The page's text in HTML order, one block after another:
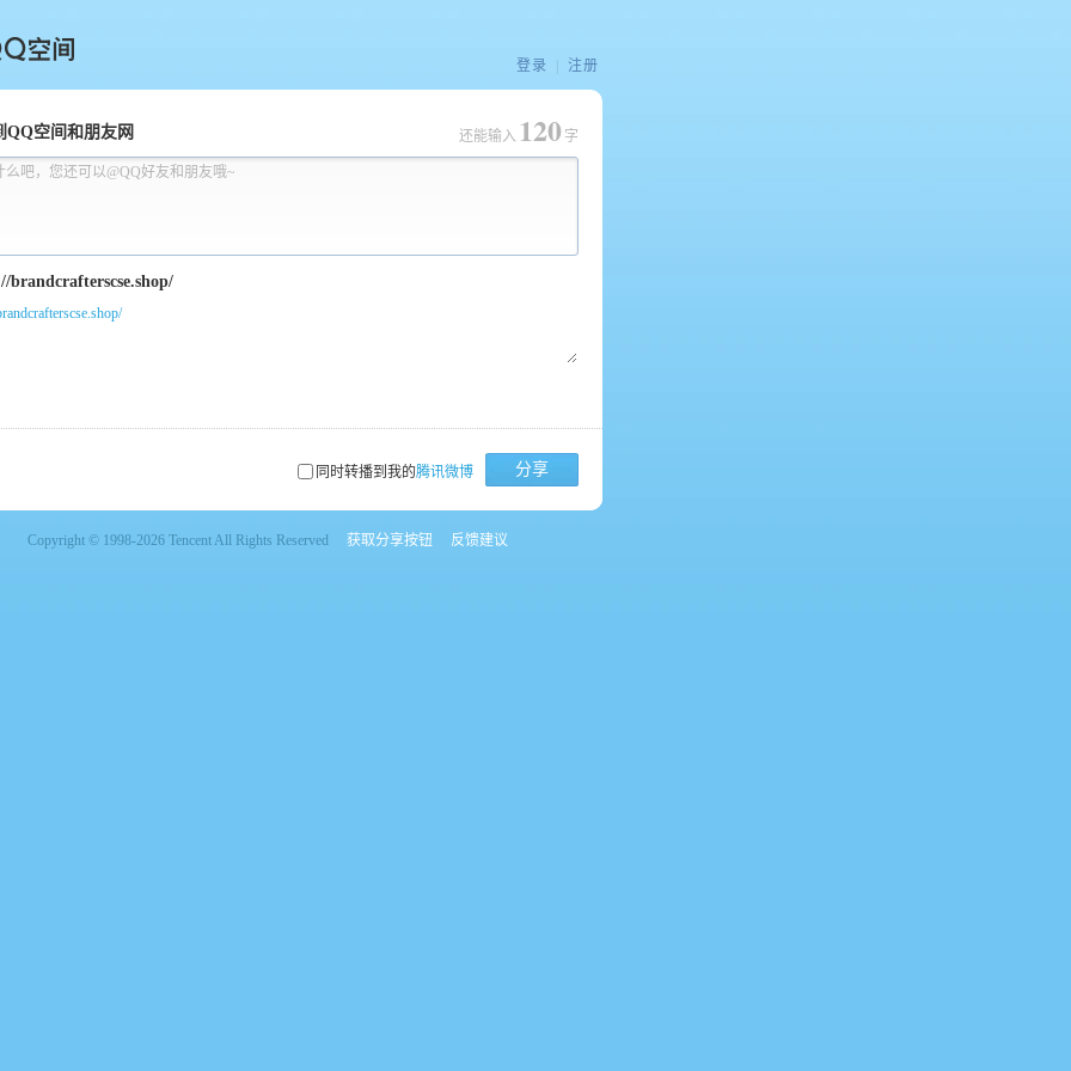
间
登录 注册
QQ空间和朋友网
么吧，您还可以@QQ好友和朋友哦~
还能输入 120 字
同时转播到我的腾讯微博 分享
Copyright © 1998-2026 Tencent All Rights Reserved 获取分享按钮 反馈建议